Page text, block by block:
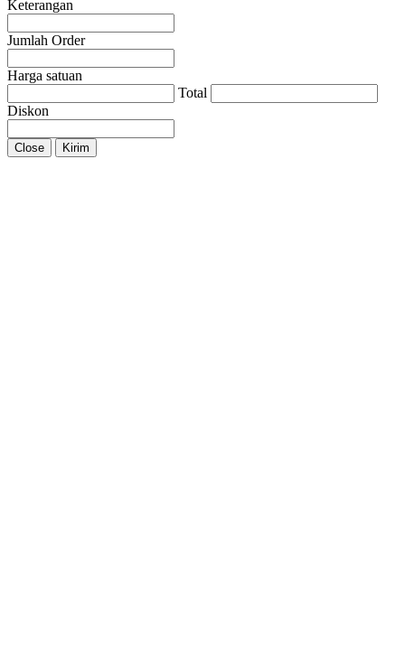
Keterangan
Jumlah Order
Harga satuan
Total
Diskon
Close Kirim